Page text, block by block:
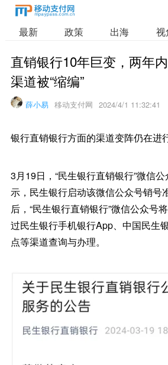
最新 政策 出海 视
直销银行10年巨变，两年
渠道被“缩编”
薛小易 移动支付网 2024/4/1 11:32:41
银行直销银行方面的渠道变阵仍在进
3月19日，“民生银行直销银行”微信
示，民生银行启动该微信公众号销号
后，“民生银行直销银行”微信公众号
过民生银行手机银行App、中国民生
点等渠道查询与办理。